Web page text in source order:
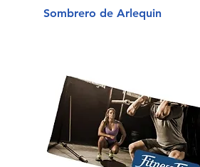
Sombrero de Arlequin